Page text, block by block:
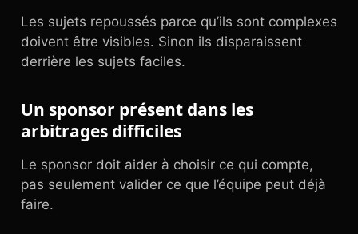
Les sujets repoussés parce qu’ils sont complexes
doivent être visibles. Sinon ils disparaissent
derrière les sujets faciles.
Un sponsor présent dans les
arbitrages difficiles
Le sponsor doit aider à choisir ce qui compte,
pas seulement valider ce que l’équipe peut déjà
faire.